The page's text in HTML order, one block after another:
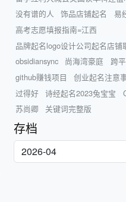
没有谱的人
饰品店铺起名 易
高考志愿填报指南=江西
品牌起名logo设计公司起名店铺
obsidiansync
尚海湾豪庭
跨
github赚钱项目
创业起名注意
过得好
诗经起名2023兔宝宝
苏尚卿
关键词完整版
存档